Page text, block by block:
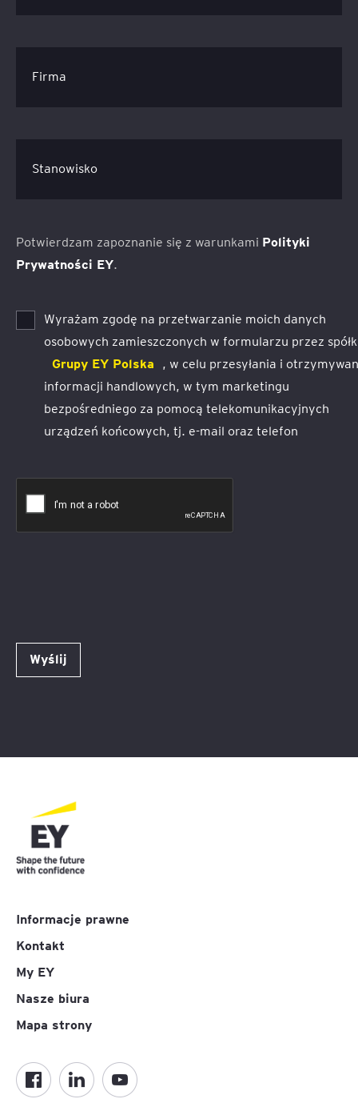
Firma
Stanowisko
Potwierdzam zapoznanie się z warunkami Polityki
Prywatności EY.
Wyrażam zgodę na przetwarzanie moich danych
osobowych zamieszczonych w formularzu przez
Grupy EY Polska
, w celu przesyłania i
informacji handlowych, w tym marketingu
bezpośredniego za pomocą telekomunikacyjnych
urządzeń końcowych, tj. e-mail oraz telefon
Wyślij
Informacje prawne
Kontakt
My EY
Nasze biura
Mapa strony